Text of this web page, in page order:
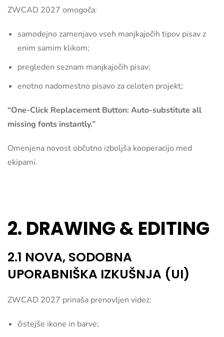
ZWCAD 2027 omogoča:
samodejno zamenjavo vseh manjkajočih tipov pisav z
enim samim klikom;
pregleden seznam manjkajočih pisav;
enotno nadomestno pisavo za celoten projekt;
“One-Click Replacement Button: Auto-substitute all
missing fonts instantly.”
Omenjena novost občutno izboljša kooperacijo med
ekipami.
2. DRAWING & EDITING
2.1 NOVA, SODOBNA
UPORABNIŠKA IZKUŠNJA (UI)
ZWCAD 2027 prinaša prenovljen videz:
čistejše ikone in barve;